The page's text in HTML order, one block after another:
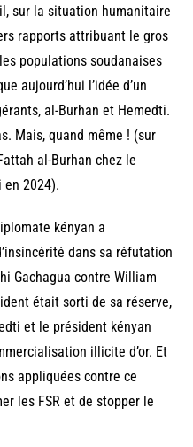
sur la situation humanitaire
rapports attribuant le gros
populations soudanaises
aujourd’hui l’idée d’un
al-Burhan et Hemedti.
Mais, quand même ! (sur
al-Burhan chez le
en 2024).
kényan a
dans sa réfutation
Gachagua contre William
était sorti de sa réserve,
et le président kényan
illicite d’or. Et
appliquées contre ce
les FSR et de stopper le